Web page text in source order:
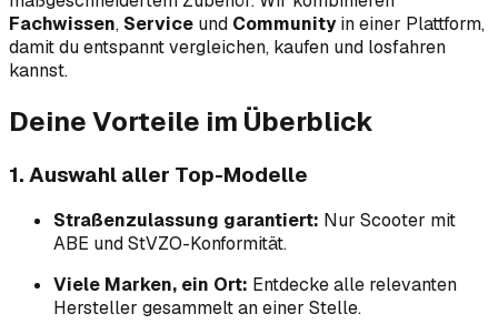
Fachwissen, Service und Communityin einer Plattform,
damit du entspannt vergleichen, kaufen und losfahren
kannst.
Deine Vorteile im Überblick
1. Auswahl aller Top-Modelle
Straßenzulassung garantiert: Nur Scooter mit
ABE und StVZO-Konformität.
Viele Marken, ein Ort: Entdecke alle relevanten
Hersteller gesammelt an einer Stelle.